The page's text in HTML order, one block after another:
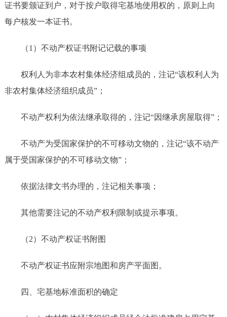
证书要颁证到户，对于按户取得宅基地使用权的，原则上向
每户核发一本证书。
（1）不动产权证书附记记载的事项
权利人为非本农村集体经济组成员的，注记“该权利人为
非农村集体经济组织成员”；
不动产权利为依法继承取得的，注记“因继承房屋取得”；
不动产为受国家保护的不可移动文物的，注记“该不动产
属于受国家保护的不可移动文物”；
依据法律文书办理的，注记相关事项；
其他需要注记的不动产权利限制或提示事项。
（2）不动产权证书附图
不动产权证书应附宗地图和房产平面图。
四、宅基地标准面积的确定